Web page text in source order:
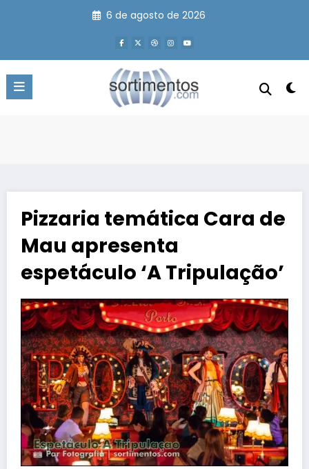
6 de agosto de 2026
Pizzaria temática Cara de
Mau apresenta
espetáculo ‘A Tripulação’